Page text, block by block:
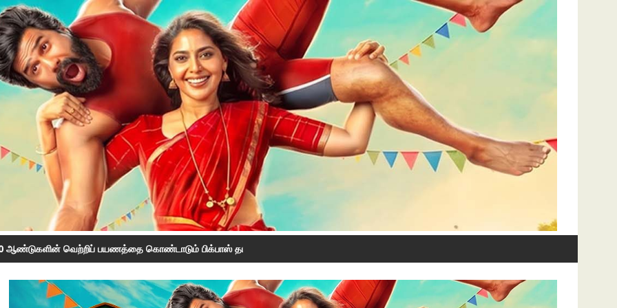
ஆண்டுகளின் வெற்றிப் பயணத்தை கொண்டாடும் பிக்பாஸ் தமிழ் சீசன் 10; ஆண்டின் மிகப்பெரிய பொழுதுபோக்கு திருவிழாவிற்கு ரசிகர்களை வரவேற்கும்